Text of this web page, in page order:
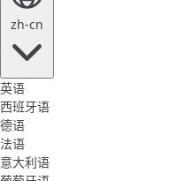
zh-cn
英语
西班牙语
德语
法语
意大利语